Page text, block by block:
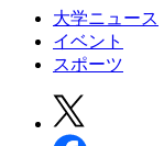
大学ニュース
イベント
スポーツ